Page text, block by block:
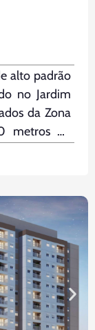
alto padrão
no Jardim
da Zona
metros do
aos
além de